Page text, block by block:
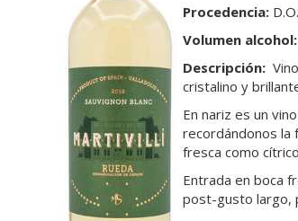
Procedencia:
Volumen alcohol:
Descripción:
cristalino y
En nariz es un
recordándonos la
fresca como
Entrada en boca
post-gusto largo,